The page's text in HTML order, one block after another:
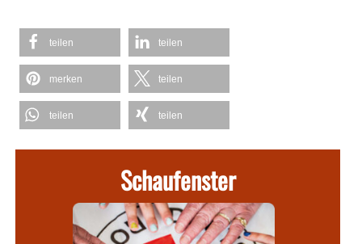
teilen teilen
merken teilen
teilen teilen
Schaufenster